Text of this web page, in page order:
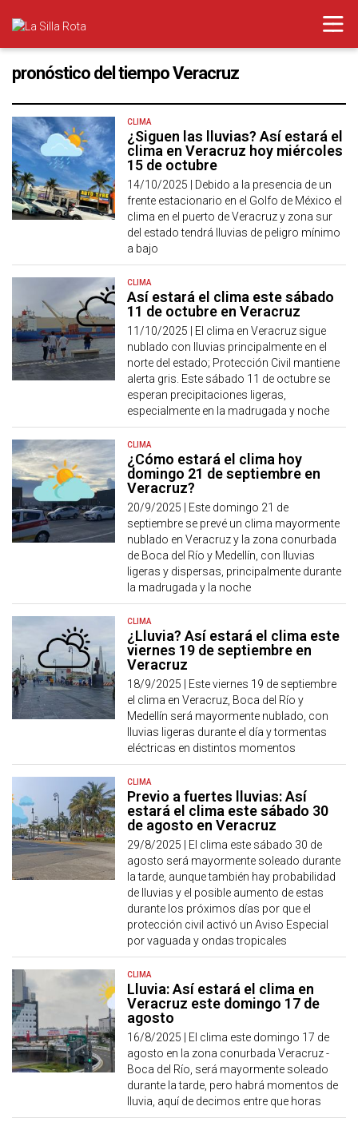
pronóstico del tiempo Veracruz
CLIMA
¿Siguen las lluvias? Así estará el
clima en Veracruz hoy miércoles
15 de octubre
14/10/2025 | Debido a la presencia de un
frente estacionario en el Golfo de México el
clima en el puerto de Veracruz y zona sur
del estado tendrá lluvias de peligro mínimo
a bajo
CLIMA
Así estará el clima este sábado
11 de octubre en Veracruz
11/10/2025 | El clima en Veracruz sigue
nublado con lluvias principalmente en el
norte del estado; Protección Civil mantiene
alerta gris. Este sábado 11 de octubre se
esperan precipitaciones ligeras,
especialmente en la madrugada y noche
CLIMA
¿Cómo estará el clima hoy
domingo 21 de septiembre en
Veracruz?
20/9/2025 | Este domingo 21 de
septiembre se prevé un clima mayormente
nublado en Veracruz y la zona conurbada
de Boca del Río y Medellín, con lluvias
ligeras y dispersas, principalmente durante
la madrugada y la noche
CLIMA
¿Lluvia? Así estará el clima este
viernes 19 de septiembre en
Veracruz
18/9/2025 | Este viernes 19 de septiembre
el clima en Veracruz, Boca del Río y
Medellín será mayormente nublado, con
lluvias ligeras durante el día y tormentas
eléctricas en distintos momentos
CLIMA
Previo a fuertes lluvias: Así
estará el clima este sábado 30
de agosto en Veracruz
29/8/2025 | El clima este sábado 30 de
agosto será mayormente soleado durante
la tarde, aunque también hay probabilidad
de lluvias y el posible aumento de estas
durante los próximos días por que el
protección civil activó un Aviso Especial
por vaguada y ondas tropicales
CLIMA
Lluvia: Así estará el clima en
Veracruz este domingo 17 de
agosto
16/8/2025 | El clima este domingo 17 de
agosto en la zona conurbada Veracruz -
Boca del Río, será mayormente soleado
durante la tarde, pero habrá momentos de
lluvia, aquí de decimos entre que horas